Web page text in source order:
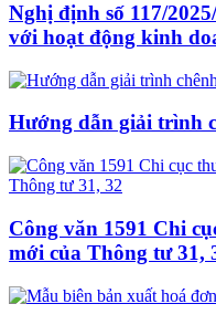
Nghị định số 117/
với hoạt động kinh
Hướng dẫn giải trình
Công văn 1591 Chi
mới của Thông tư 31,